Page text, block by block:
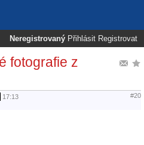
Neregistrovaný Přihlásit Registrovat
fotografie z
17:13 #20